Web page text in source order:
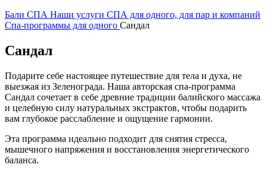
Бали СПА Наши услуги СПА для одного, для пар и компаний
Спа-программы для одного Сандал
Сандал
Подарите себе настоящее путешествие для тела и духа, не
выезжая из Зеленограда. Наша авторская спа-программа
Сандал сочетает в себе древние традиции балийского массажа
и целебную силу натуральных экстрактов, чтобы подарить
вам глубокое расслабление и ощущение гармонии.
Эта программа идеально подходит для снятия стресса,
мышечного напряжения и восстановления энергетического
баланса.